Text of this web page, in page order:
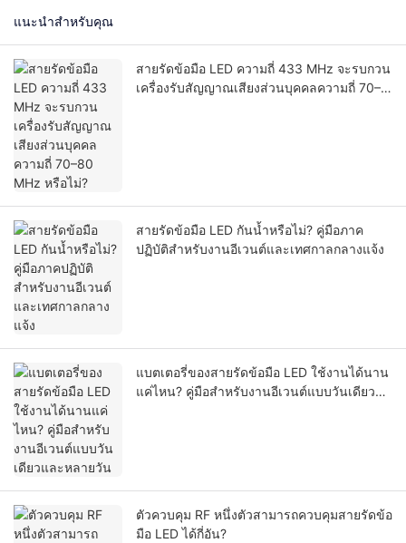
แนะนำสำหรับคุณ
สายรัดข้อมือ LED ความถี่ 433 MHz จะรบกวน
เครื่องรับสัญญาณเสียงส่วนบุคคลความถี่ 70–
สายรัดข้อมือ LED กันน้ำหรือไม่? คู่มือภาค
ปฏิบัติสำหรับงานอีเวนต์และเทศกาลกลางแจ้ง
แบตเตอรี่ของสายรัดข้อมือ LED ใช้งานได้นาน
แค่ไหน? คู่มือสำหรับงานอีเวนต์แบบวันเดียว
ตัวควบคุม RF หนึ่งตัวสามารถควบคุมสายรัดข้อ
มือ LED ได้กี่อัน?